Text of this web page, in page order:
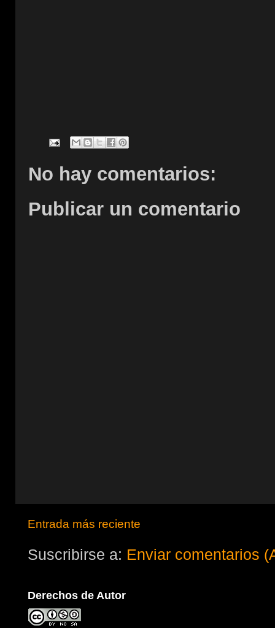
No hay comentarios:
Publicar un comentario
Entrada más reciente
Suscribirse a: Enviar comentarios
Derechos de Autor